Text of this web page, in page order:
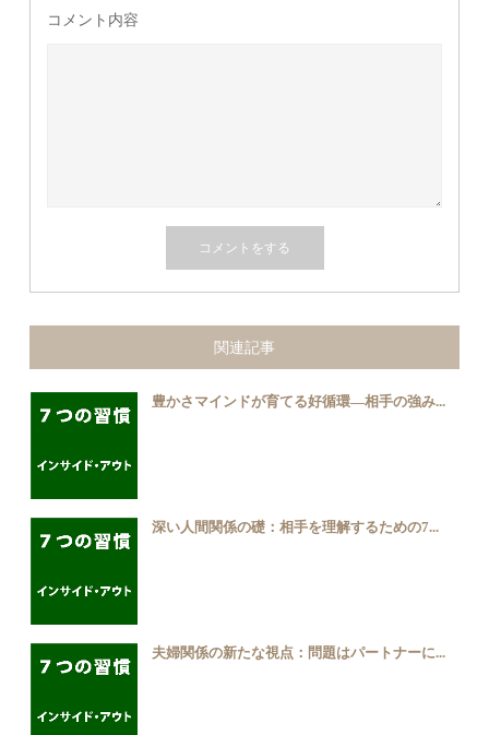
コメント内容
関連記事
豊かさマインドが育てる好循環―相手の強み...
深い人間関係の礎：相手を理解するための7...
夫婦関係の新たな視点：問題はパートナーに...